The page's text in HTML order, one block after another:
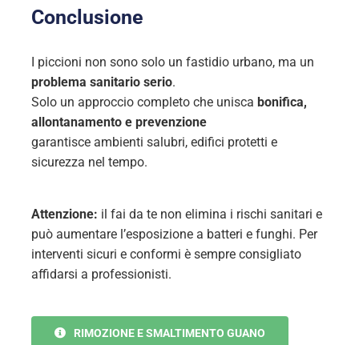
Conclusione
I piccioni non sono solo un fastidio urbano, ma un
problema sanitario serio.
Solo un approccio completo che unisca bonifica,
allontanamento e prevenzione
garantisce ambienti salubri, edifici protetti e
sicurezza nel tempo.
Attenzione: il fai da te non elimina i rischi sanitari e
può aumentare l’esposizione a batteri e funghi. Per
interventi sicuri e conformi è sempre consigliato
affidarsi a professionisti.
RIMOZIONE E SMALTIMENTO GUANO